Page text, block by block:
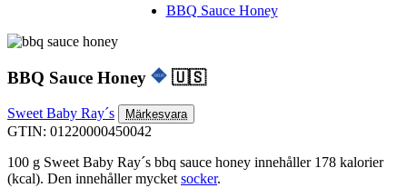
BBQ Sauce Honey
BBQ Sauce Honey 🇺🇸
Sweet Baby Ray´s Märkesvara
GTIN: 01220000450042
100 g Sweet Baby Ray´s bbq sauce honey innehåller 178 kalorier
(kcal). Den innehåller mycketsocker.